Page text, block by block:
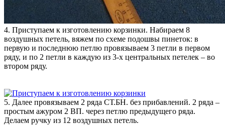
4. Приступаем к изготовлению корзинки. Набираем 8
воздушных петель, вяжем по схеме подошвы пинеток: в
первую и последнюю петлю провязываем 3 петли в первом
ряду, и по 2 петли в каждую из 3-х центральных петелек – во
втором ряду.
5. Далее провязываем 2 ряда СТ.БН. без прибавлений. 2 ряда –
простым ажуром 2 ВП. через петлю предыдущего ряда.
Делаем ручку из 12 воздушных петель.